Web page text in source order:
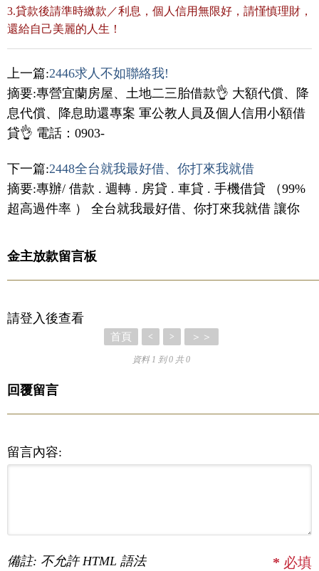
3.貸款後請準時繳款／利息，個人信用無限好，請慬慎理財，
還給自己美麗的人生！
上一篇:2446求人不如聯絡我!
摘要:專營宜蘭房屋、土地二三胎借款👌 大額代償、降
息代償、降息助還專案 軍公教人員及個人信用小額借
貸👌 電話：0903-
下一篇:2448全台就我最好借、你打來我就借
摘要:專辦/ 借款 . 週轉 . 房貸 . 車貸 . 手機借貸 （99%
超高過件率 ） 全台就我最好借、你打來我就借 讓你
金主放款留言板
請登入後查看
首頁 < > ＞＞
資料 1 到 0 共 0
回覆留言
留言內容:
備註: 不允許 HTML 語法 * 必填